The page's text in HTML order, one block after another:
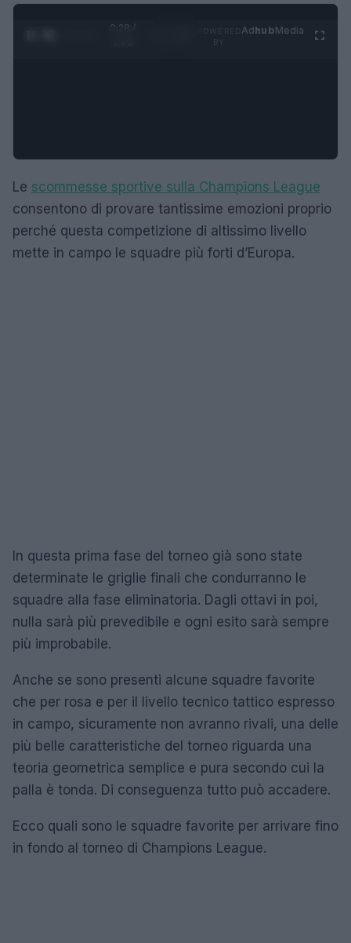
0:29 /
AdhubMedia
Le scommesse sportive sulla Champions League
consentono di provare tantissime emozioni proprio
perché questa competizione di altissimo livello
mette in campo le squadre più forti d’Europa.
In questa prima fase del torneo già sono state
determinate le griglie finali che condurranno le
squadre alla fase eliminatoria. Dagli ottavi in poi,
nulla sarà più prevedibile e ogni esito sarà sempre
più improbabile.
Anche se sono presenti alcune squadre favorite
che per rosa e per il livello tecnico tattico espresso
in campo, sicuramente non avranno rivali, una delle
più belle caratteristiche del torneo riguarda una
teoria geometrica semplice e pura secondo cui la
palla è tonda. Di conseguenza tutto può accadere.
Ecco quali sono le squadre favorite per arrivare fino
in fondo al torneo di Champions League.